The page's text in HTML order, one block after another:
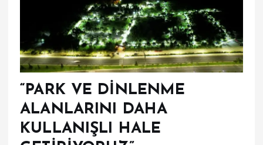
“PARK VE DİNLENME
ALANLARINI DAHA
KULLANIŞLI HALE